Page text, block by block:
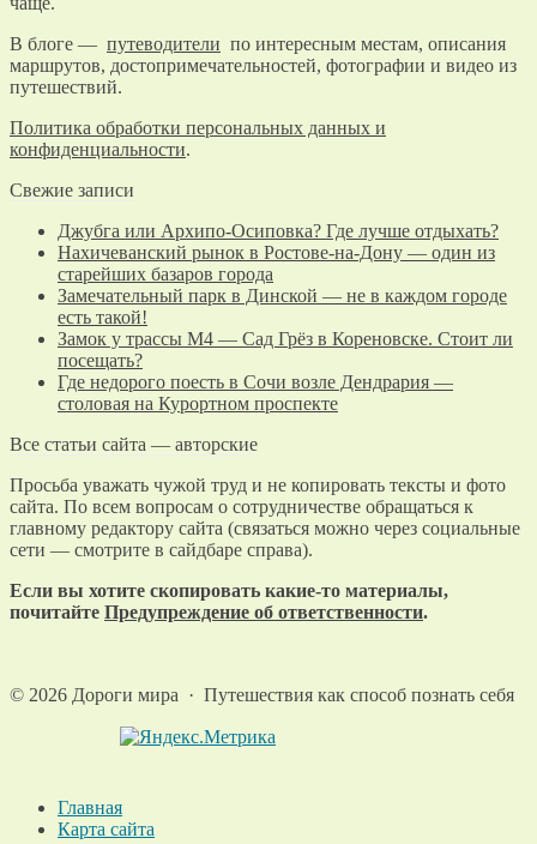
В блоге — путеводители по интересным местам, описания
маршрутов, достопримечательностей, фотографии и видео из
путешествий.
Политика обработки персональных данных и
конфиденциальности.
Свежие записи
Джубга или Архипо-Осиповка? Где лучше отдыхать?
Нахичеванский рынок в Ростове-на-Дону — один из
старейших базаров города
Замечательный парк в Динской — не в каждом городе
есть такой!
Замок у трассы М4 — Сад Грёз в Кореновске. Стоит ли
посещать?
Где недорого поесть в Сочи возле Дендрария —
столовая на Курортном проспекте
Все статьи сайта — авторские
Просьба уважать чужой труд и не копировать тексты и фото
сайта. По всем вопросам о сотрудничестве обращаться к
главному редактору сайта (связаться можно через социальные
сети — смотрите в сайдбаре справа).
Если вы хотите скопировать какие-то материалы,
почитайте Предупреждение об ответственности.
© 2026 Дороги мира · Путешествия как способ познать себя
Главная
Карта сайта